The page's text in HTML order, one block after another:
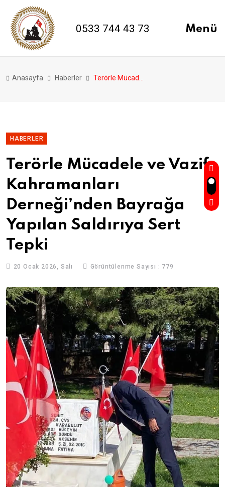
0533 744 43 73 Menü
Anasayfa Haberler
HABERLER
Terörle Mücadele ve Vazife
Kahramanları
Derneği’nden Bayrağa
Yapılan Saldırıya Sert
Tepki
20 Ocak 2026, Salı Görüntülenme Sayısı : 779